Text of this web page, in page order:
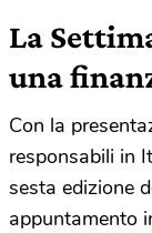
La
una
Con la
responsabili in
sesta edizione
appuntamento